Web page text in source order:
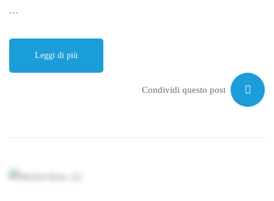
…
Leggi di più
Condividi questo post